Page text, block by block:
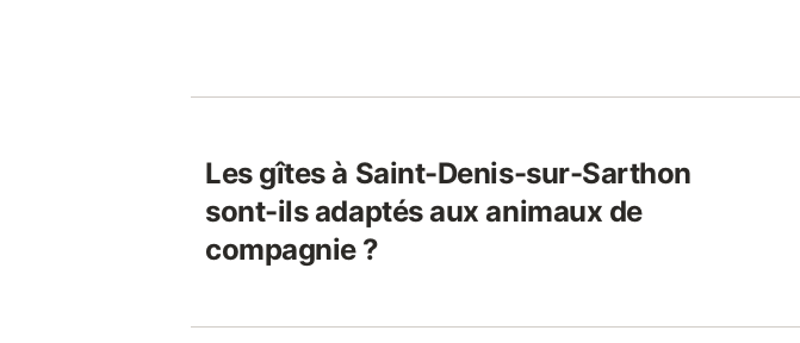
Les gîtes à Saint-Denis-sur-Sarthon
sont-ils adaptés aux animaux de
compagnie ?